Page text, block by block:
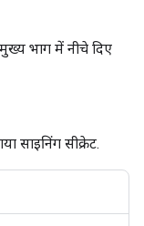
भाग में नीचे दिए
साइनिंग सीक्रेट.